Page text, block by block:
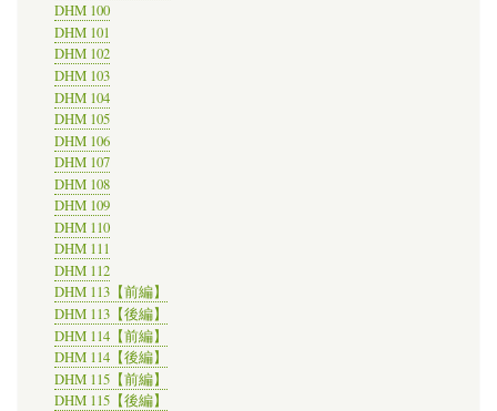
DHM 100
DHM 101
DHM 102
DHM 103
DHM 104
DHM 105
DHM 106
DHM 107
DHM 108
DHM 109
DHM 110
DHM 111
DHM 112
DHM 113【前編】
DHM 113【後編】
DHM 114【前編】
DHM 114【後編】
DHM 115【前編】
DHM 115【後編】